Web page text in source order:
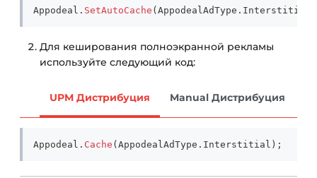
Appodeal . SetAutoCache (AppodealAdType . Interstitial
Для кеширования полноэкранной рекламы
используйте следующий код:
UPM Дистрибуция Manual Дистрибуция
Appodeal . Cache ( AppodealAdType . Interstitial ) ;